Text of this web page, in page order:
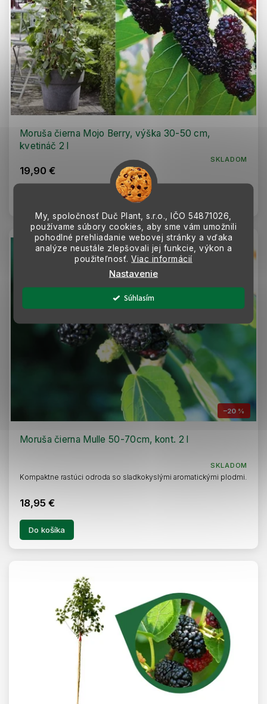
My, spoločnosť Duč Plant, s.r.o., IČO 54871026,
používame súbory cookies, aby sme vám umožnili
pohodlné prehliadanie webovej stránky a vďaka
analýze neustále zlepšovali jej funkcie, výkon a
použiteľnosť.Viac informácií
Nastavenie
Súhlasím
Moruša čierna Mojo Berry, výška 30-50 cm,
kvetináč 2 l
SKLADOM
19,90 €
AKCIA
–20 %
Moruša čierna Mulle 50-70cm, kont. 2 l
SKLADOM
18,95 €
Do košíka
Kompaktne rastúci odroda so sladkokyslými aromatickými plodmi.